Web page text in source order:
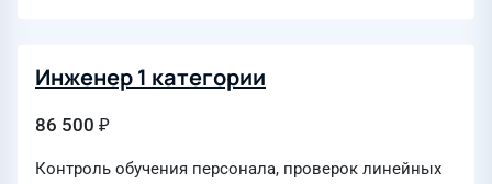
Инженер 1 категории
86 500 ₽
Контроль обучения персонала, проверок линейных